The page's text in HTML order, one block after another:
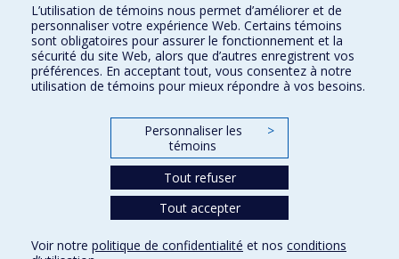
Faculté des sciences de l'éducation
Pavillon Marie-Victorin
90, avenue Vincent-d'Indy
Montréal (Québec) H2V 2S9
L’utilisation de témoins nous permet d’améliorer et de
personnaliser votre expérience Web. Certains témoins
sont obligatoires pour assurer le fonctionnement et la
sécurité du site Web, alors que d’autres enregistrent vos
préférences. En acceptant tout, vous consentez à notre
utilisation de témoins pour mieux répondre à vos besoins.
Personnaliser les
témoins
>
Tout refuser
Tout accepter
Voir notre politique de confidentialité et nos conditions